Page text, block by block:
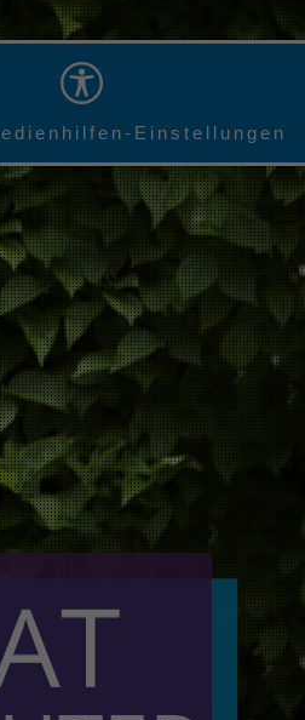
Einstellungen